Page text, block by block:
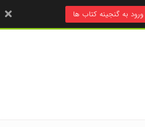
ورود به گنجینه کتاب ها